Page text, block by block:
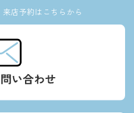
店予約はこちらから